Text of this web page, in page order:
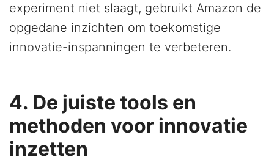
experiment niet slaagt, gebruikt Amazon de
opgedane inzichten om toekomstige
innovatie-inspanningen te verbeteren.
4. De juiste tools en
methoden voor innovatie
inzetten